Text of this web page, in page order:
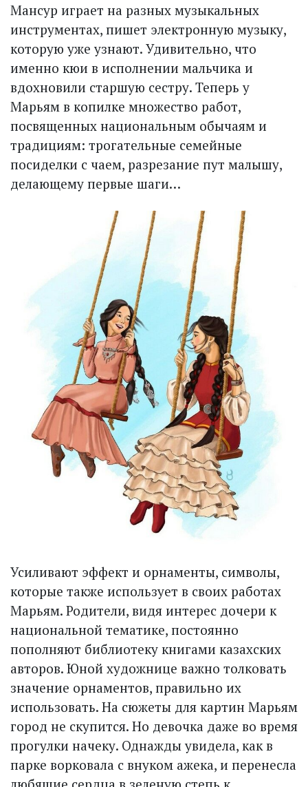
Мансур играет на разных музыкальных
инструментах, пишет электронную музыку,
которую уже узнают. Удивительно, что
именно кюи в исполнении мальчика и
вдохновили старшую сестру. Теперь у
Марьям в копилке множество работ,
посвященных национальным обычаям и
традициям: трогательные семейные
посиделки с чаем, разрезание пут малышу,
делающему первые шаги…
Усиливают эффект и орнаменты, символы,
которые также использует в своих работах
Марьям. Родители, видя интерес дочери к
национальной тематике, постоянно
пополняют библиотеку книгами казахских
авторов. Юной художнице важно толковать
значение орнаментов, правильно их
использовать. На сюжеты для картин Марьям
город не скупится. Но девочка даже во время
прогулки начеку. Однажды увидела, как в
парке ворковала с внуком ажека, и перенесла